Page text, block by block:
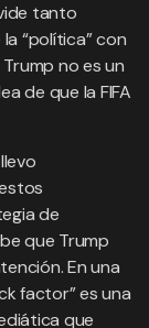
tanto
“política” con
no es un
de que la FIFA
de
que Trump
En una
factor” es una
que